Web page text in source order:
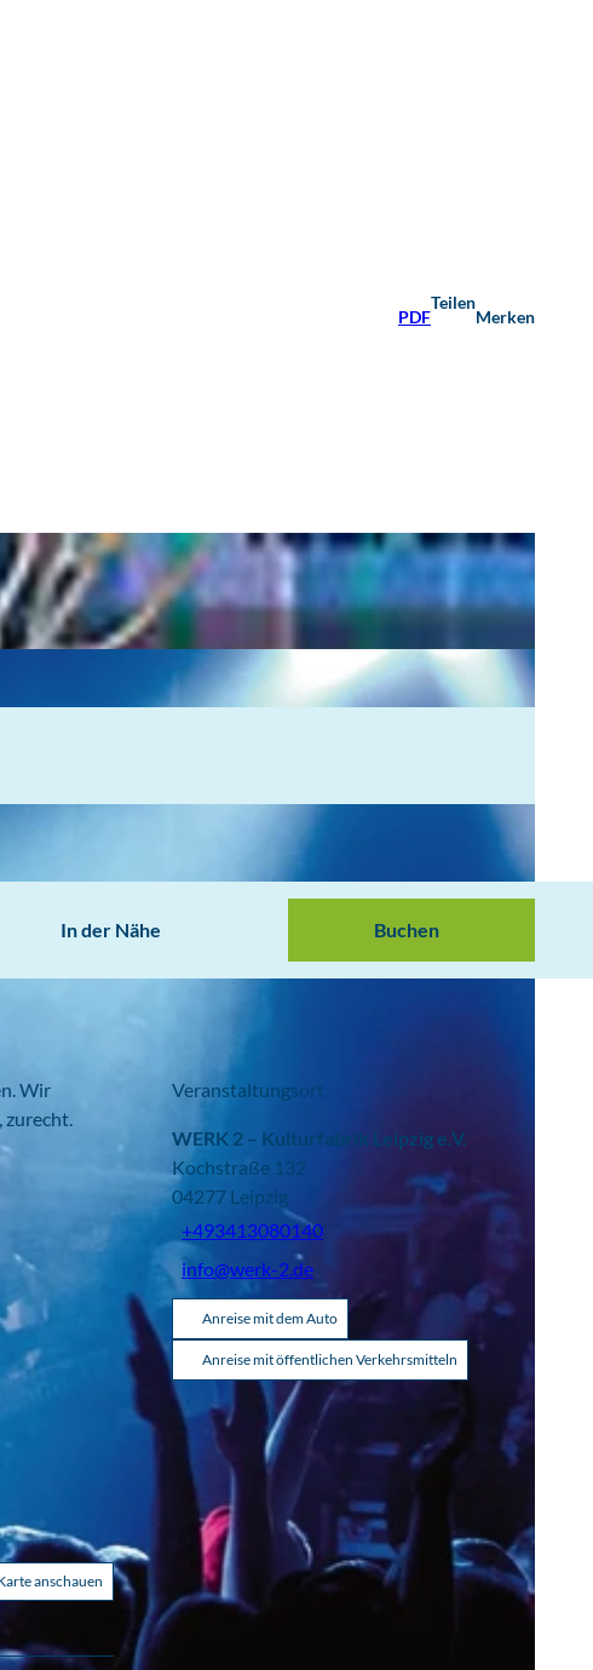
PDF
Teilen
Merken
In der Nähe Buchen
Wir
zurecht.
anschauen
Veranstaltungsort
WERK 2 – Kulturfabrik Leipzig e.V.
Kochstraße 132
04277 Leipzig
+493413080140
info@werk-2.de
Anreise mit dem Auto
Anreise mit öffentlichen Verkehrsmitteln